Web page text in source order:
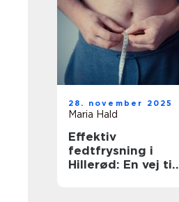
28. november 2025
Maria Hald
Effektiv
fedtfrysning i
Hillerød: En vej til